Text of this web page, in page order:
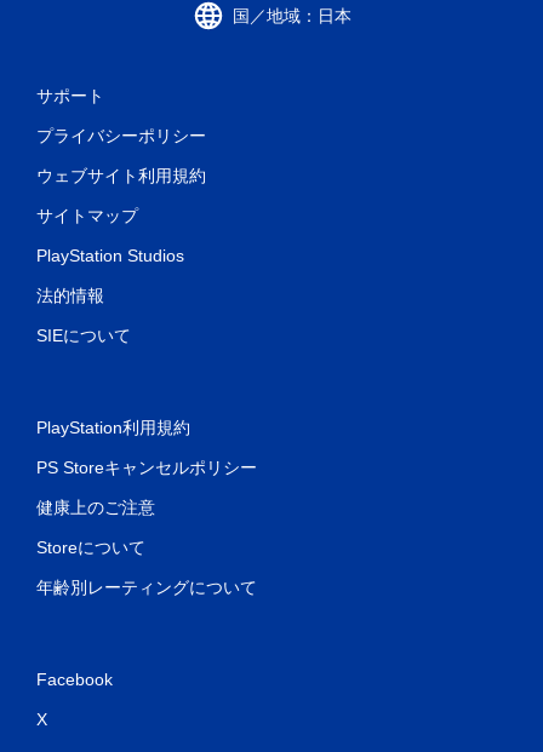
国／地域：日本
サポート
プライバシーポリシー
ウェブサイト利用規約
サイトマップ
PlayStation Studios
法的情報
SIEについて
PlayStation利用規約
PS Storeキャンセルポリシー
健康上のご注意
Storeについて
年齢別レーティングについて
Facebook
X